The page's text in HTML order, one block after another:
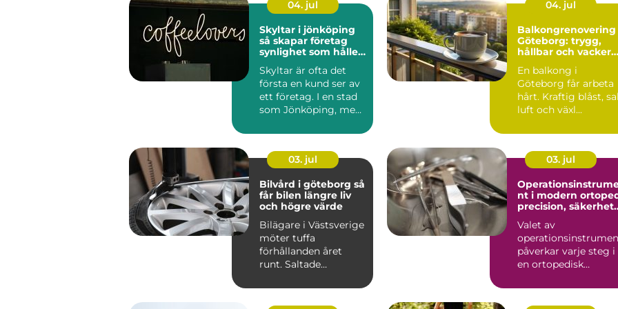
04. jul
Skyltar i jönköping
så skapar företag
synlighet som håller
Skyltar är ofta det
första en kund ser av
ett företag. I en stad
som Jönköping, med
04. jul
Balkongrenovering
Göteborg: trygg,
hållbar och vacker
En balkong i
Göteborg får arbeta
hårt. Kraftig blåst,
luft och växl...
03. jul
Bilvård i göteborg så
får bilen längre liv
och högre värde
Bilägare i Västsverige
möter tuffa
förhållanden året
runt. Saltade
stora delar av ...
03. jul
nt i modern
precision, säkerhet
kvalitet
Valet av
påverkar varje steg i
en ortopedisk
hudsnitt ti...